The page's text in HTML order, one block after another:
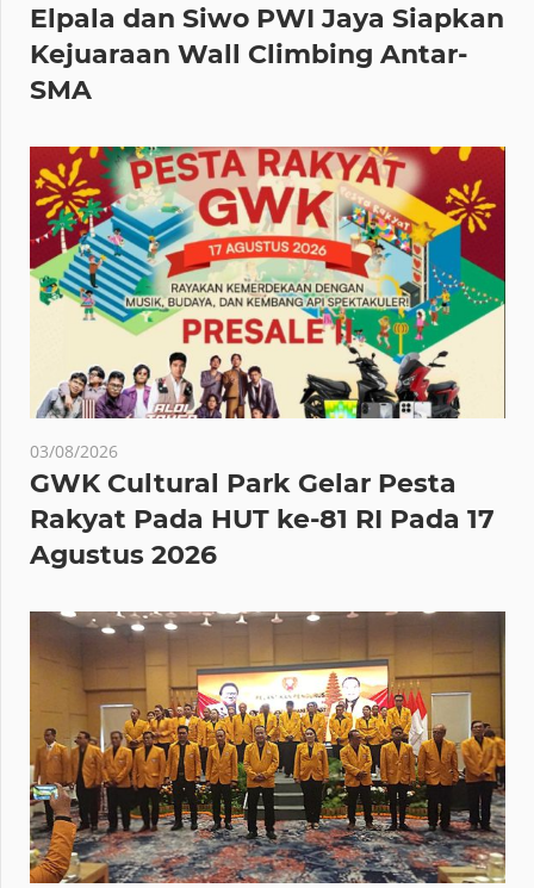
Elpala dan Siwo PWI Jaya Siapkan
Kejuaraan Wall Climbing Antar-
SMA
03/08/2026
GWK Cultural Park Gelar Pesta
Rakyat Pada HUT ke-81 RI Pada 17
Agustus 2026